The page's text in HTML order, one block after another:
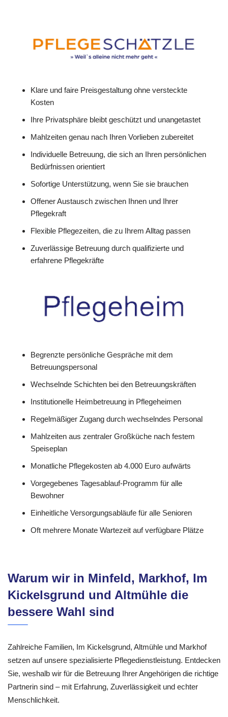
Klare und faire Preisgestaltung ohne versteckte
Kosten
Ihre Privatsphäre bleibt geschützt und unangetastet
Mahlzeiten genau nach Ihren Vorlieben zubereitet
Individuelle Betreuung, die sich an Ihren persönlichen
Bedürfnissen orientiert
Sofortige Unterstützung, wenn Sie sie brauchen
Offener Austausch zwischen Ihnen und Ihrer
Pflegekraft
Flexible Pflegezeiten, die zu Ihrem Alltag passen
Zuverlässige Betreuung durch qualifizierte und
erfahrene Pflegekräfte
Begrenzte persönliche Gespräche mit dem
Betreuungspersonal
Wechselnde Schichten bei den Betreuungskräften
Institutionelle Heimbetreuung in Pflegeheimen
Regelmäßiger Zugang durch wechselndes Personal
Mahlzeiten aus zentraler Großküche nach festem
Speiseplan
Monatliche Pflegekosten ab 4.000 Euro aufwärts
Vorgegebenes Tagesablauf-Programm für alle
Bewohner
Einheitliche Versorgungsabläufe für alle Senioren
Oft mehrere Monate Wartezeit auf verfügbare Plätze
Warum wir in Minfeld, Markhof, Im
Kickelsgrund und Altmühle die
bessere Wahl sind
Zahlreiche Familien, Im Kickelsgrund, Altmühle und Markhof
setzen auf unsere spezialisierte Pflegedienstleistung. Entdecken
Sie, weshalb wir für die Betreuung Ihrer Angehörigen die richtige
Partnerin sind – mit Erfahrung, Zuverlässigkeit und echter
Menschlichkeit.